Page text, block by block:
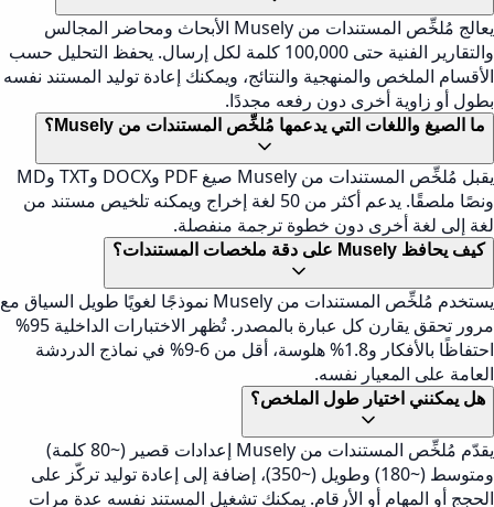
يعالج مُلخِّص المستندات من Musely الأبحاث ومحاضر المجالس
والتقارير الفنية حتى 100,000 كلمة لكل إرسال. يحفظ التحليل حسب
الأقسام الملخص والمنهجية والنتائج، ويمكنك إعادة توليد المستند نفسه
بطول أو زاوية أخرى دون رفعه مجددًا.
ما الصيغ واللغات التي يدعمها مُلخِّص المستندات من Musely؟
يقبل مُلخِّص المستندات من Musely صيغ PDF وDOCX وTXT وMD
ونصًا ملصقًا. يدعم أكثر من 50 لغة إخراج ويمكنه تلخيص مستند من
لغة إلى لغة أخرى دون خطوة ترجمة منفصلة.
كيف يحافظ Musely على دقة ملخصات المستندات؟
يستخدم مُلخِّص المستندات من Musely نموذجًا لغويًا طويل السياق مع
مرور تحقق يقارن كل عبارة بالمصدر. تُظهر الاختبارات الداخلية 95%
احتفاظًا بالأفكار و1.8% هلوسة، أقل من 6-9% في نماذج الدردشة
العامة على المعيار نفسه.
هل يمكنني اختيار طول الملخص؟
يقدّم مُلخِّص المستندات من Musely إعدادات قصير (~80 كلمة)
ومتوسط (~180) وطويل (~350)، إضافة إلى إعادة توليد تركّز على
الحجج أو المهام أو الأرقام. يمكنك تشغيل المستند نفسه عدة مرات